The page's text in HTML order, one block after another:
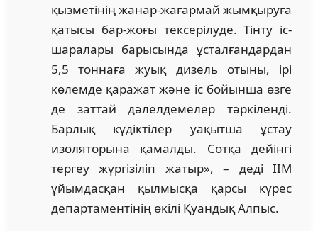
қызметінің жанар-жағармай жымқыруға
қатысы бар-жоғы тексерілуде. Тінту іс-
шаралары барысында ұсталғандардан
5,5 тоннаға жуық дизель отыны, ірі
көлемде қаражат және іс бойынша өзге
де заттай дәлелдемелер тәркіленді.
Барлық күдіктілер уақытша ұстау
изоляторына қамалды. Сотқа дейінгі
тергеу жүргізіліп жатыр», – деді ІІМ
ұйымдасқан қылмысқа қарсы күрес
департаментінің өкілі Қуандық Алпыс.